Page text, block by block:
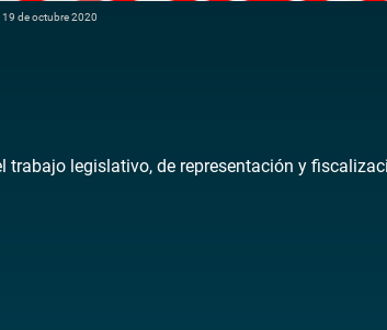
19 de octubre 2020
trabajo legislativo, de representación y